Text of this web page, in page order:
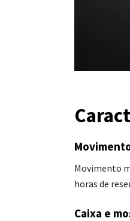
Movimento
horas de
Caixa e